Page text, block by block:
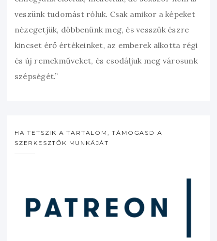
veszünk tudomást róluk. Csak amikor a képeket
nézegetjük, döbbenünk meg, és vesszük észre
kincset érő értékeinket, az emberek alkotta régi
és új remekműveket, és csodáljuk meg városunk
szépségét.”
HA TETSZIK A TARTALOM, TÁMOGASD A
SZERKESZTŐK MUNKÁJÁT